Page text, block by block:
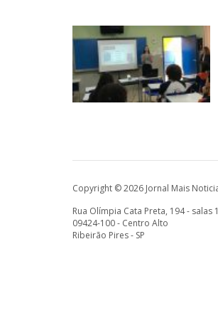
Copyright © 2026 Jornal Mais
Rua Olímpia Cata Preta, 194 - salas
09424-100 - Centro Alto
Ribeirão Pires - SP